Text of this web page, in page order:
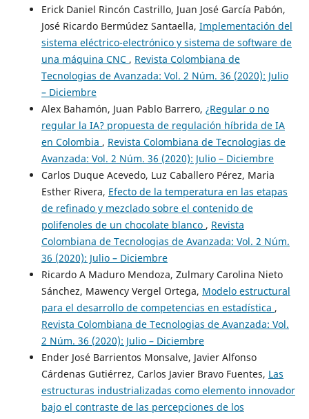
Erick Daniel Rincón Castrillo, Juan José García Pabón,
José Ricardo Bermúdez Santaella, Implementación del
sistema eléctrico-electrónico y sistema de software de
una máquina CNC , Revista Colombiana de
Tecnologias de Avanzada: Vol. 2 Núm. 36 (2020): Julio
– Diciembre
Alex Bahamón, Juan Pablo Barrero, ¿Regular o no
regular la IA? propuesta de regulación híbrida de IA
en Colombia , Revista Colombiana de Tecnologias de
Avanzada: Vol. 2 Núm. 36 (2020): Julio – Diciembre
Carlos Duque Acevedo, Luz Caballero Pérez, Maria
Esther Rivera, Efecto de la temperatura en las etapas
de refinado y mezclado sobre el contenido de
polifenoles de un chocolate blanco , Revista
Colombiana de Tecnologias de Avanzada: Vol. 2 Núm.
36 (2020): Julio – Diciembre
Ricardo A Maduro Mendoza, Zulmary Carolina Nieto
Sánchez, Mawency Vergel Ortega, Modelo estructural
para el desarrollo de competencias en estadística ,
Revista Colombiana de Tecnologias de Avanzada: Vol.
2 Núm. 36 (2020): Julio – Diciembre
Ender José Barrientos Monsalve, Javier Alfonso
Cárdenas Gutiérrez, Carlos Javier Bravo Fuentes, Las
estructuras industrializadas como elemento innovador
bajo el contraste de las percepciones de los